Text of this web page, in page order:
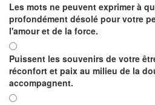
Les mots ne peuvent exprimer à
profondément désolé pour votre
l'amour et de la force.
Puissent les souvenirs de votre
réconfort et paix au milieu de la
accompagnent.